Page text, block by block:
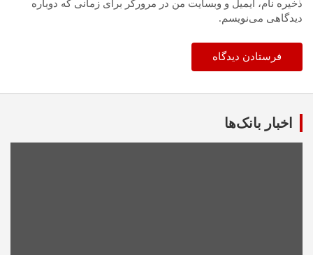
ذخیره نام، ایمیل و وبسایت من در مرورگر برای زمانی که دوباره
دیدگاهی می‌نویسم.
اخبار بانک‌ها